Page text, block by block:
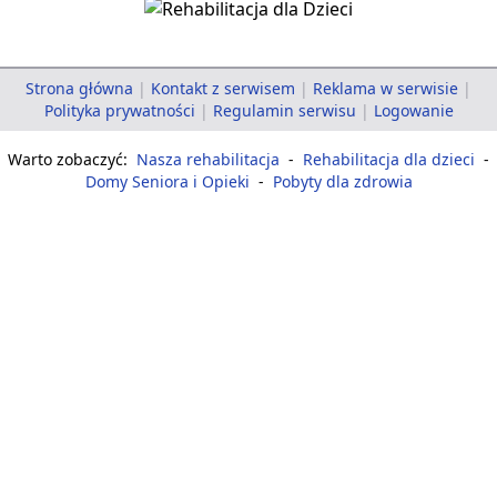
Strona główna | Kontakt z serwisem | Reklama w serwisie |
Polityka prywatności | Regulamin serwisu | Logowanie
Warto zobaczyć: Nasza rehabilitacja - Rehabilitacja dla dzieci -
Domy Seniora i Opieki - Pobyty dla zdrowia